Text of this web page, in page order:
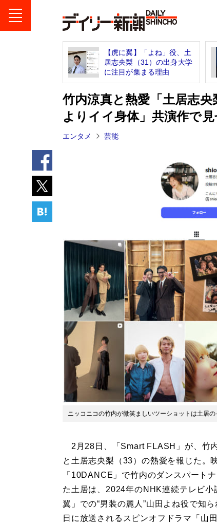
【虎に翼】「よね」役、土
居志央梨（31）の出身大学
に注目が集まる理由
竹内涼真と熱愛「土居志
よりイイ身体」共演作で
エンタメ 芸能
ニッコニコの竹内が微笑ましいツーショットは土居
2月28日、「Smart FLASH」が、竹内
と土居志央梨（33）の熱愛を報じた。
「10DANCE」で竹内のダンスパート
た土居は、2024年のNHK連続テレビ小
翼」での“男装の麗人”山田よね役で知
日に放送されるスピンオフドラマ「山